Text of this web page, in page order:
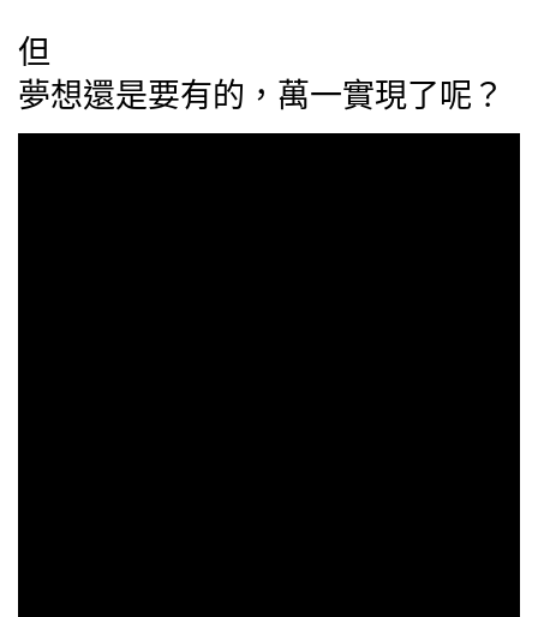
但
夢想還是要有的，萬一實現了呢？